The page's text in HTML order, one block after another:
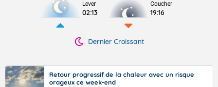
Lever
02:13
Coucher
19:16
Dernier Croissant
Retour progressif de la chaleur avec un risque
orageux ce week-end